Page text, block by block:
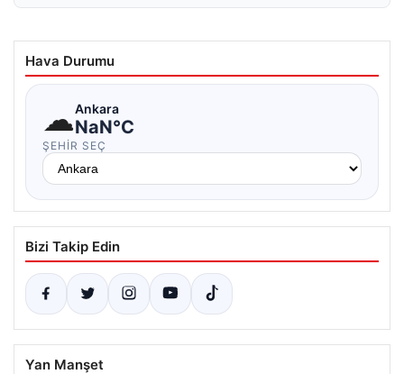
Hava Durumu
☁Ankara
NaN°C
ŞEHIR SEÇ
Bizi Takip Edin
Yan Manşet